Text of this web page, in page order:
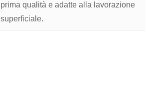
prima qualità e adatte alla lavorazione
superficiale.